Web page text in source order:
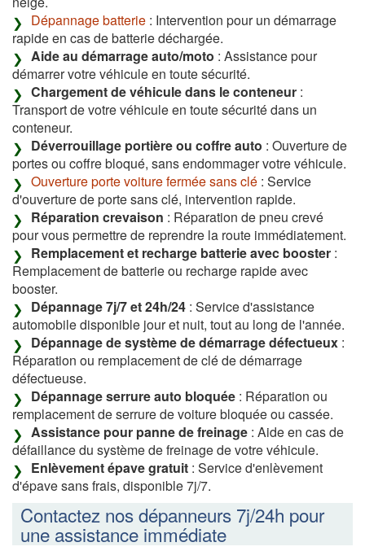
Dépannage batterie : Intervention pour un démarrage
rapide en cas de batterie déchargée.
Aide au démarrage auto/moto : Assistance pour
démarrer votre véhicule en toute sécurité.
Chargement de véhicule dans le conteneur :
Transport de votre véhicule en toute sécurité dans un
conteneur.
Déverrouillage portière ou coffre auto : Ouverture de
portes ou coffre bloqué, sans endommager votre véhicule.
Ouverture porte voiture fermée sans clé : Service
d'ouverture de porte sans clé, intervention rapide.
Réparation crevaison : Réparation de pneu crevé
pour vous permettre de reprendre la route immédiatement.
Remplacement et recharge batterie avec booster :
Remplacement de batterie ou recharge rapide avec
booster.
Dépannage 7j/7 et 24h/24 : Service d'assistance
automobile disponible jour et nuit, tout au long de l'année.
Dépannage de système de démarrage défectueux :
Réparation ou remplacement de clé de démarrage
défectueuse.
Dépannage serrure auto bloquée : Réparation ou
remplacement de serrure de voiture bloquée ou cassée.
Assistance pour panne de freinage : Aide en cas de
défaillance du système de freinage de votre véhicule.
Enlèvement épave gratuit : Service d'enlèvement
d'épave sans frais, disponible 7j/7.
Contactez nos dépanneurs 7j/24h pour
une assistance immédiate